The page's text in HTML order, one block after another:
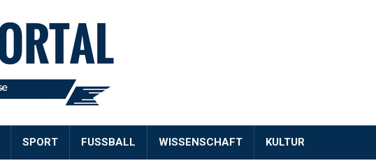
SPORT FUSSBALL WISSENSCHAFT KULTUR